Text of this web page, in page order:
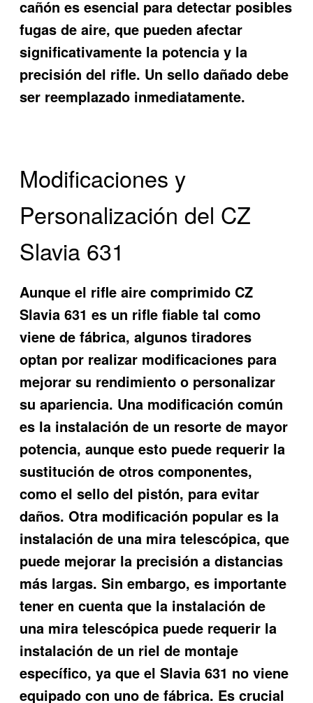
cañón es esencial para detectar posibles
fugas de aire, que pueden afectar
significativamente la potencia y la
precisión del rifle. Un sello dañado debe
ser reemplazado inmediatamente.
Modificaciones y
Personalización del CZ
Slavia 631
Aunque el rifle aire comprimido CZ
Slavia 631 es un rifle fiable tal como
viene de fábrica, algunos tiradores
optan por realizar modificaciones para
mejorar su rendimiento o personalizar
su apariencia. Una modificación común
es la instalación de un resorte de mayor
potencia, aunque esto puede requerir la
sustitución de otros componentes,
como el sello del pistón, para evitar
daños. Otra modificación popular es la
instalación de una mira telescópica, que
puede mejorar la precisión a distancias
más largas. Sin embargo, es importante
tener en cuenta que la instalación de
una mira telescópica puede requerir la
instalación de un riel de montaje
específico, ya que el Slavia 631 no viene
equipado con uno de fábrica. Es crucial